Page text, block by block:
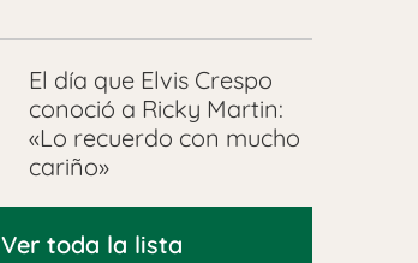
El día que Elvis Crespo
conoció a Ricky Martin:
«Lo recuerdo con mucho
cariño»
Ver toda la lista